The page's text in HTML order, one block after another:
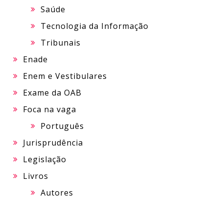
Saúde
Tecnologia da Informação
Tribunais
Enade
Enem e Vestibulares
Exame da OAB
Foca na vaga
Português
Jurisprudência
Legislação
Livros
Autores